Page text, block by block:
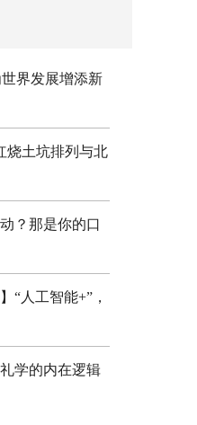
界发展增添新
烧土坑排列与北
？那是你的口
“人工智能+”，
学的内在逻辑